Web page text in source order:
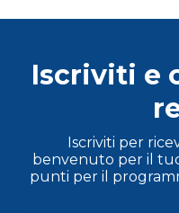
Iscriviti e
Iscriviti per
benvenuto per il
punti per il